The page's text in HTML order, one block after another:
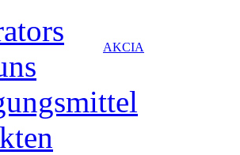
AKCIA